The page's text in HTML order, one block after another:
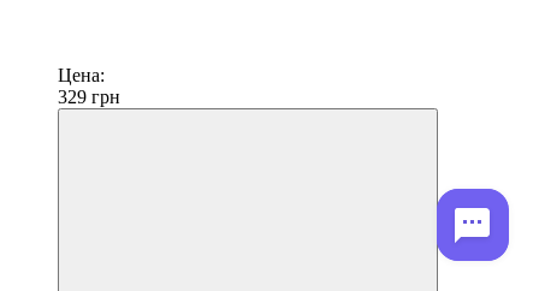
Цена:
329 грн